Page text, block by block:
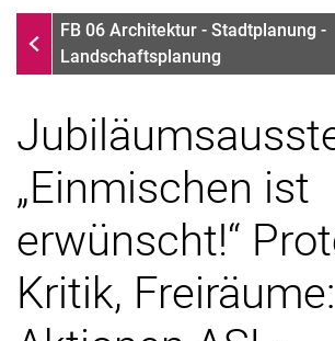
Suchen (öffnet
InfothekFB 06 Architektur - Stadtplanung -
Landschaftsplanung
„Einmischen ist
erwünscht!“
Kritik, Freiräume: